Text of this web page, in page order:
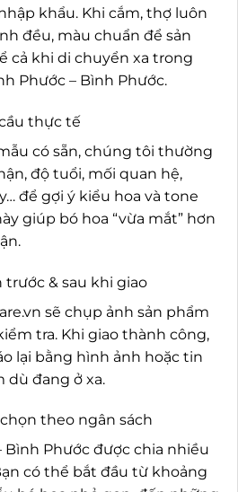
khẩu. Khi cắm, thợ luôn
đều, màu chuẩn để sản
cả khi di chuyển xa trong
Phước – Bình Phước.
thực tế
có sẵn, chúng tôi thường
độ tuổi, mối quan hệ,
để gợi ý kiểu hoa và tone
giúp bó hoa “vừa mắt” hơn
& sau khi giao
sẽ chụp ảnh sản phẩm
tra. Khi giao thành công,
lại bằng hình ảnh hoặc tin
dù đang ở xa.
theo ngân sách
Bình Phước được chia nhiều
có thể bắt đầu từ khoảng